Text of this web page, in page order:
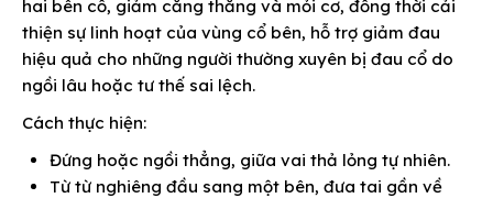
hai bên cổ, giảm căng thẳng và mỏi cơ, đồng thời cải
thiện sự linh hoạt của vùng cổ bên, hỗ trợ giảm đau
hiệu quả cho những người thường xuyên bị đau cổ do
ngồi lâu hoặc tư thế sai lệch.
Cách thực hiện:
Đứng hoặc ngồi thẳng, giữa vai thả lỏng tự nhiên.
Từ từ nghiêng đầu sang một bên, đưa tai gần về